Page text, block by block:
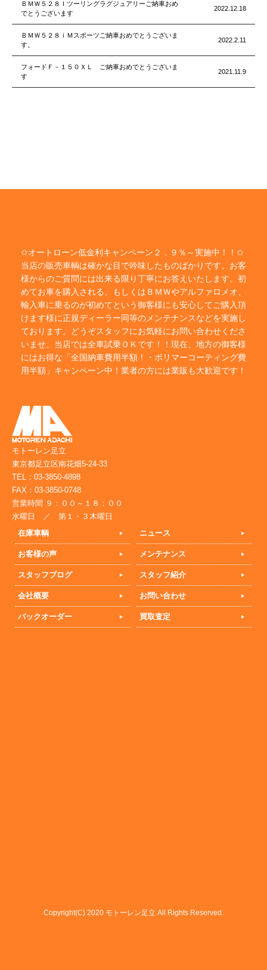
ＢＭＷ５２８Ｉツーリングラグジュアリーご納車おめ
でとうございます
2022.12.18
ＢＭＷ５２８ｉＭスポーツご納車おめでとうございま
す。
2022.2.11
フォードＦ－１５０ＸＬ ご納車おめでとうございま
す
2021.11.9
✩オートローン低金利キャンペーン２．９％～実施中！！✩
当店の販売車輌は確かな目で吟味したものばかりです。お客
様からのご質問には出来る限り丁寧にお答えいたします。初
めてお車を購入される、もしくはＢＭＷやアルファロメオ、
輸入車に乗るのが初めてという御客様にも安心してご購入頂
けます様に正規ディーラー同等のメンテナンスなどを実施し
ております。どうぞスタッフにお気軽にお問い合わせくださ
いませ。当店では全車試乗ＯＫです！！現在、地方の御客様
にはお得な「全国納車費用半額！・ポリマーコーティング費
用半額」キャンペーン中！業者の方には業販も大歓迎です！
モトーレン足立
東京都足立区南花畑5-24-33
TEL：03-3850-4898
FAX：03-3850-0748
営業時間 ９：００～１８：００
水曜日 ／ 第１・３木曜日
在庫車輌
ニュース
お客様の声 メンテナンス
スタッフブログ スタッフ紹介
会社概要 お問い合わせ
バックオーダー 買取査定
Copyright(C) 2020 モトーレン足立 All Rights Reserved.